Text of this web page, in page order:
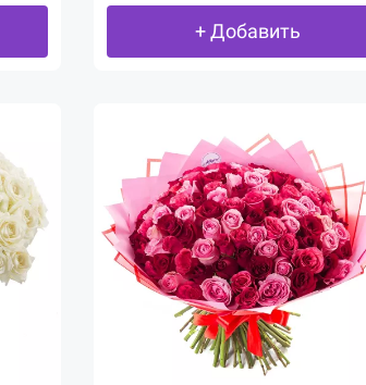
+ Добавить